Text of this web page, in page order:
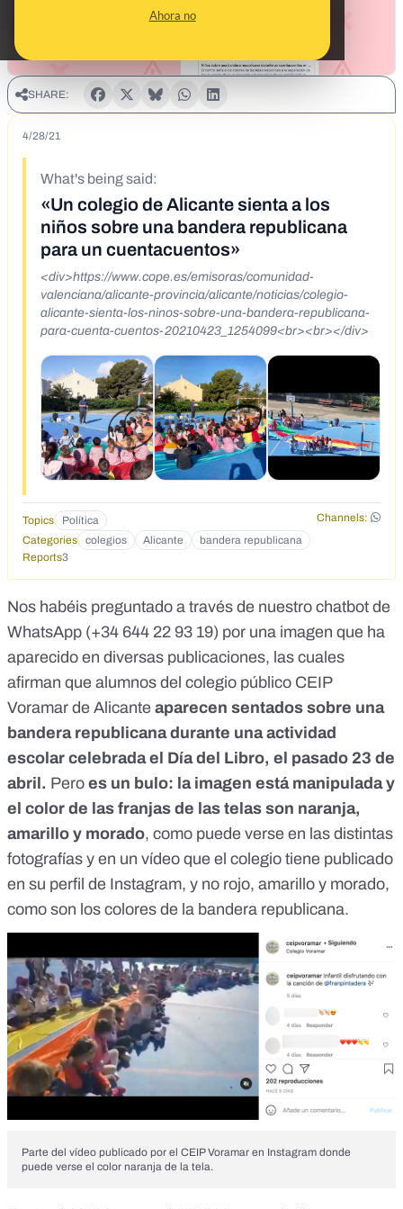
Ahora no
SHARE:
4/28/21
What's being said:
«Un colegio de Alicante sienta a los
niños sobre una bandera republicana
para un cuentacuentos»
<div>https://www.cope.es/emisoras/comunidad-
valenciana/alicante-provincia/alicante/noticias/colegio-
alicante-sienta-los-ninos-sobre-una-bandera-republicana-
para-cuenta-cuentos-20210423_1254099<br><br></div>
Topics Política
Channels:
Categories
colegios Alicante
bandera republicana
Reports3
Nos habéis preguntado a través de nuestro chatbot de
WhatsApp (+34 644 22 93 19) por una imagen que ha
aparecido en diversas publicaciones, las cuales
afirman que alumnos del colegio público CEIP
Voramar de Alicante aparecen sentados sobre una
bandera republicana durante una actividad
escolar celebrada el Día del Libro, el pasado 23 de
abril. Pero es un bulo: la imagen está manipulada y
el color de las franjas de las telas son naranja,
amarillo y morado, como puede verse en las distintas
fotografías y en un vídeo que el colegio tiene publicado
en su perfil de Instagram, y no rojo, amarillo y morado,
como son los colores de la bandera republicana.
Parte del vídeo publicado por el CEIP Voramar en Instagram donde
puede verse el color naranja de la tela.